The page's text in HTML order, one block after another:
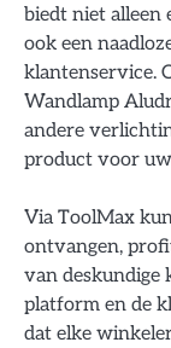
biedt niet alleen
ook een
klantenservice.
Wandlamp
andere
product voor
Via ToolMax
ontvangen,
van deskundige
platform en de
dat elke